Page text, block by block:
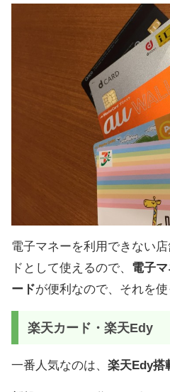
電子マネーを利用できない
ドとして使えるので、 電子
ードが便利なので、それを使
楽天カード・楽天Edy
一番人気なのは、 楽天Edy搭